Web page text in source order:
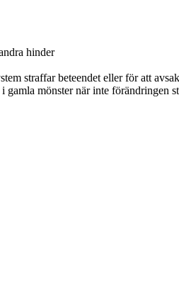
hinder
straffar beteendet eller för att
mönster när inte förändringen